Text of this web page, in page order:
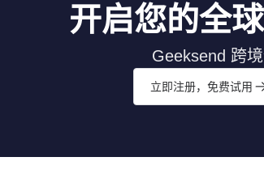
开启您的全
Geeksend 跨
立即注册，免费试用